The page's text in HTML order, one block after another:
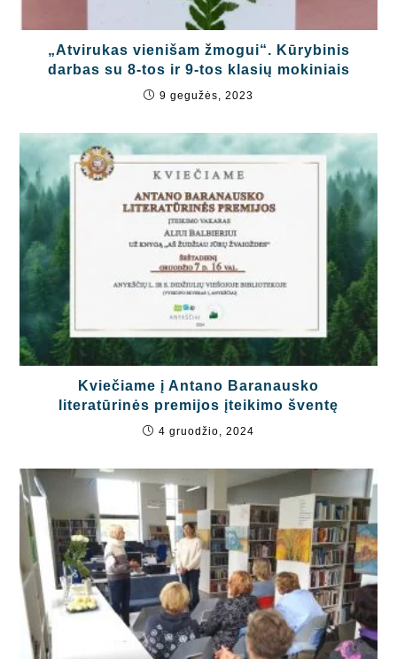
„Atvirukas vienišam žmogui“. Kūrybinis
darbas su 8-tos ir 9-tos klasių mokiniais
9 gegužės, 2023
Kviečiame į Antano Baranausko
literatūrinės premijos įteikimo šventę
4 gruodžio, 2024